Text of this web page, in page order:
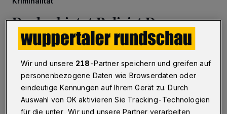
Dealer bietet Polizist Drogen an
Wuppertal·An den Falschen geriet am Dienstagabend
(10. Januar 2017) ein Dealer an der
Schwebebahnhaltestelle Oberbarmen.
11.01.2017 , 10:33 Uhr Eine Minute Lesezeit
Wir und unsere 218-Partner speichern und greifen auf
personenbezogene Daten wie Browserdaten oder
eindeutige Kennungen auf Ihrem Gerät zu. Durch
Auswahl von OK aktivieren Sie Tracking-Technologien
für die unter „Wir und unsere Partner verarbeiten